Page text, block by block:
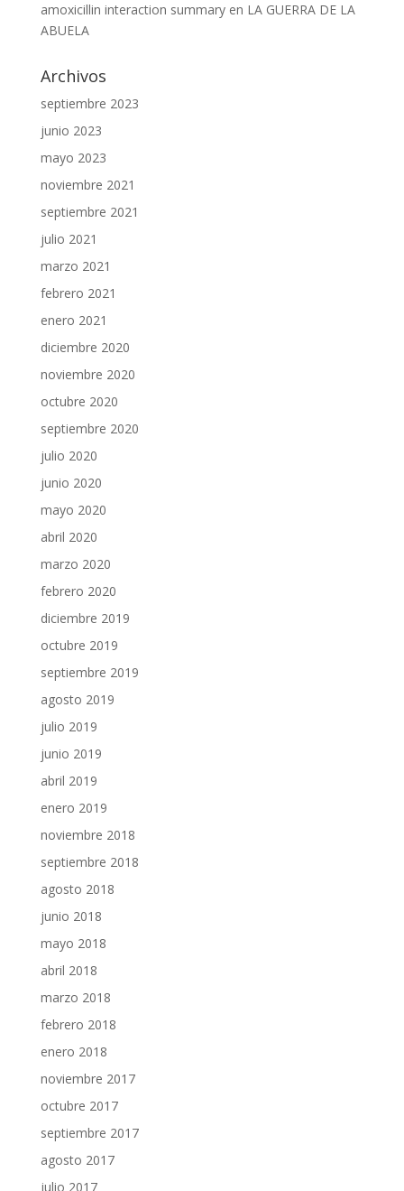
amoxicillin interaction summaryen LA GUERRA DE LA
ABUELA
Archivos
septiembre 2023
junio 2023
mayo 2023
noviembre 2021
septiembre 2021
julio 2021
marzo 2021
febrero 2021
enero 2021
diciembre 2020
noviembre 2020
octubre 2020
septiembre 2020
julio 2020
junio 2020
mayo 2020
abril 2020
marzo 2020
febrero 2020
diciembre 2019
octubre 2019
septiembre 2019
agosto 2019
julio 2019
junio 2019
abril 2019
enero 2019
noviembre 2018
septiembre 2018
agosto 2018
junio 2018
mayo 2018
abril 2018
marzo 2018
febrero 2018
enero 2018
noviembre 2017
octubre 2017
septiembre 2017
agosto 2017
julio 2017